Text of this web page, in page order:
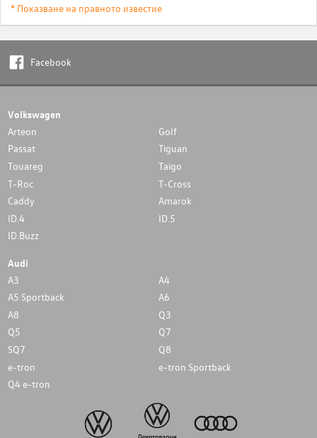
* Показване на правното известие
Facebook
Volkswagen
Arteon
Golf
Passat
Tiguan
Touareg
Taigo
T-Roc
T-Cross
Caddy
Amarok
ID.4
ID.5
ID.Buzz
Audi
A3
A4
A5 Sportback
A6
A8
Q3
Q5
Q7
SQ7
Q8
e-tron
e-tron Sportback
Q4 e-tron